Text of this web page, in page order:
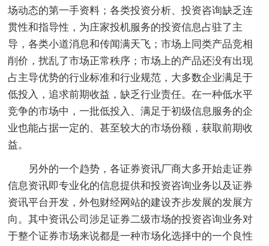
场动态的第一手资料；各类投资分析、投资咨询缺乏连
贯性和指导性，为庄家投机服务的投资信息占驻了主
导，各类小道消息和传闻满天飞；市场上同类产品竞相
削价，扰乱了市场正常秩序；市场上的产品还没有出现
占主导优势的行业标准和行业规范，大多数企业满足于
低投入，追求前期收益，缺乏行业责任。在一种低水平
竞争的市场中，一批低投入、满足于初级信息服务的企
业也能占据一定的、甚至较大的市场份额，获取前期收
益。
另外的一个趋势，各证券资讯厂商大多开始走证券
信息资讯即专业化的信息提供和投资咨询业务以及证券
资讯平台开发，外包财经网站的建设齐步发展的发展方
向。其中资讯公司涉足证券二级市场的投资咨询业务对
于整个证券市场来说都是一种市场化选择中的一个良性